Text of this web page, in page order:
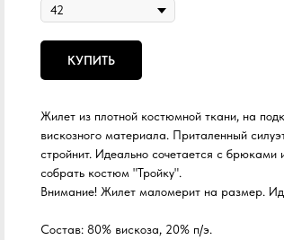
КУПИТЬ
Жилет из плотной костюмной ткани, на
вискозного материала. Приталенный
стройнит. Идеально сочетается с
собрать костюм "Тройку".
Внимание! Жилет маломерит на размер.
Состав: 80% вискоза, 20% п/э.